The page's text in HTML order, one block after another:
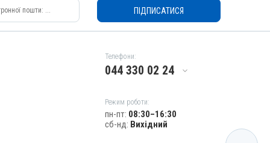
ПІДПИСАТИСЯ
Телефони:
044 330 02 24
Режим роботи:
пн-пт: 08:30–16:30
сб-нд: Вихідний